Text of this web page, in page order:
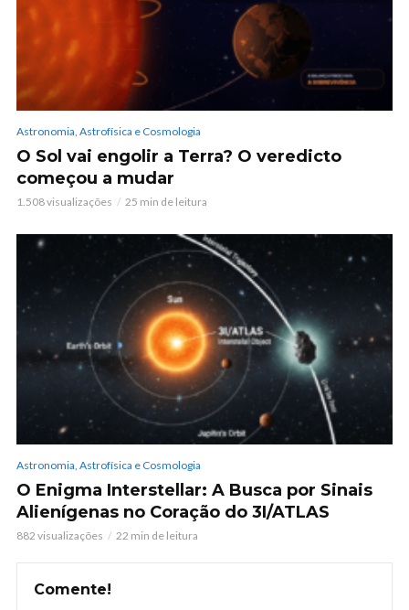
Astronomia, Astrofísica e Cosmologia
O Sol vai engolir a Terra? O veredicto
começou a mudar
1.508 visualizações 25 min de leitura
Astronomia, Astrofísica e Cosmologia
O Enigma Interstellar: A Busca por Sinais
Alienígenas no Coração do 3I/ATLAS
882 visualizações 22 min de leitura
Comente!